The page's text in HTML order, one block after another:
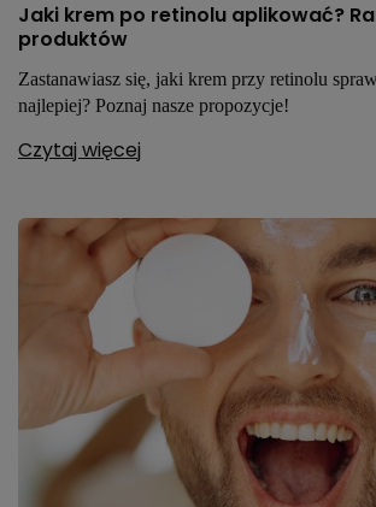
Jaki krem po retinolu aplikować?
produktów
Zastanawiasz się, jaki krem przy retinolu
najlepiej? Poznaj nasze propozycje!
Czytaj więcej